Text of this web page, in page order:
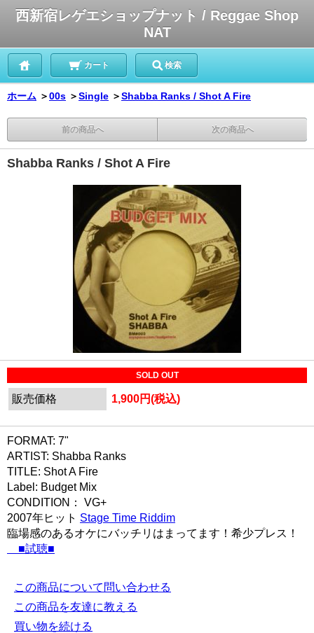
西新宿レゲエショップナット / Reggae Shop
NAT
カート 検索
ホーム ＞00s ＞Single ＞Shabba Ranks / Shot A Fire
前の商品へ 次の商品へ
Shabba Ranks / Shot A Fire
SOLD OUT
販売価格 1,900円(税込)
FORMAT: 7"
ARTIST: Shabba Ranks
TITLE: Shot A Fire
Label: Budget Mix
CONDITION： VG+
2007年ヒット Stage Time Riddim
臨場感のあるオケにバッチリはまってます！希少プレス！
■試聴■
この商品について問い合わせる
この商品を友達に教える
買い物を続ける